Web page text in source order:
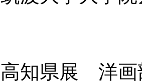
知県展 洋画